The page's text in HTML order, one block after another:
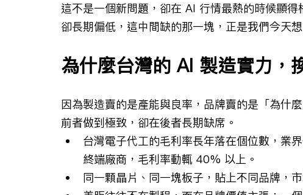
這不是一個新問題，卻在 AI 行情最熱的時候顯
卻長期偏低，這中間缺的那一塊，正是我們今天
為什麼台灣的 AI 製造實力，
因為製造賣的是產能與良率，品牌賣的是「為什
前者做到極致，卻在後者長期缺席。
台灣電子代工的毛利率長年落在個位數，業
終端廠商，毛利率動輒 40% 以上。
同一顆晶片、同一塊板子，貼上不同品牌，